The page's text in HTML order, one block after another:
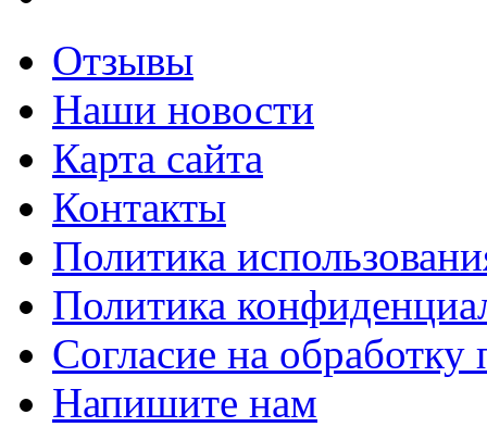
Отзывы
Наши новости
Карта сайта
Контакты
Политика
Политика
Согласие на
Напишите нам